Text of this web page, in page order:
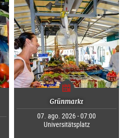
Grünmarkt
07. ago. 2026 - 07:00
Universitätsplatz